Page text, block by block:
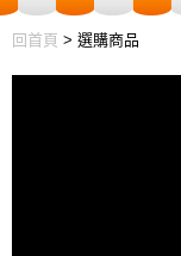
回首頁 > 選購商品